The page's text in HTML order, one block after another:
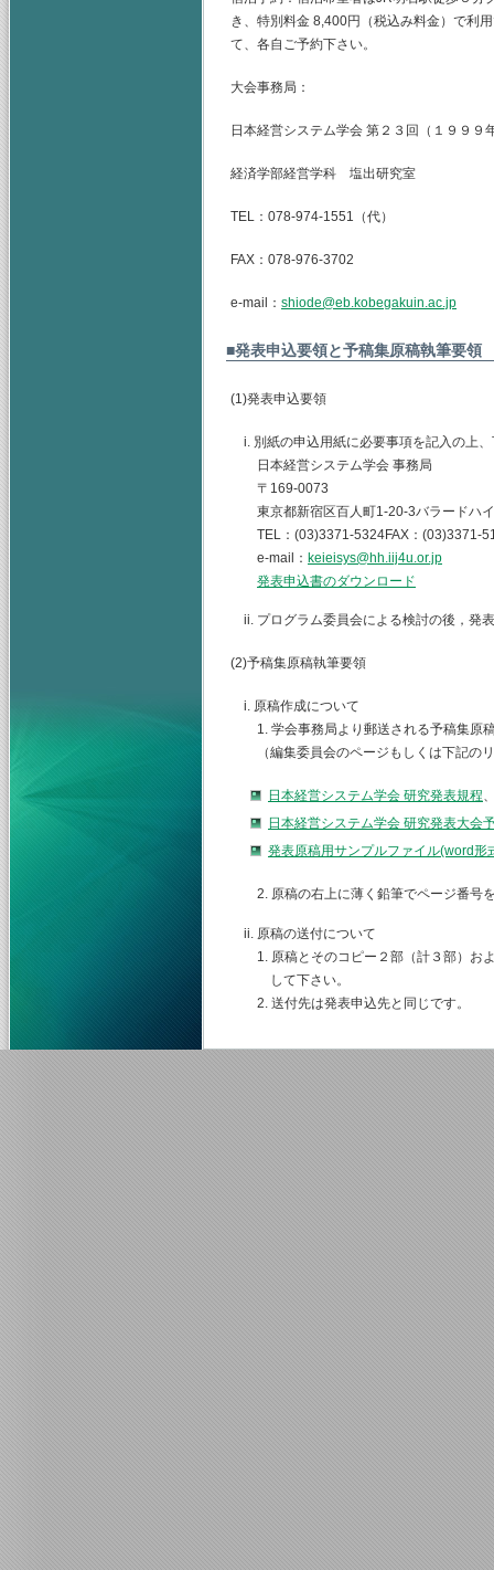
き、特別料金 8,400円（税込み料金）で利
て、各自ご予約下さい。
大会事務局：
日本経営システム学会 第２３回（１９９９
経済学部経営学科 塩出研究室
TEL：078-974-1551（代）
FAX：078-976-3702
e-mail： shiode@eb.kobegakuin.ac.jp
■発表申込要領と予稿集原稿執筆要領
(1)発表申込要領
i. 別紙の申込用紙に必要事項を記入の上
日本経営システム学会 事務局
〒169-0073
東京都新宿区百人町1-20-3バラードハ
TEL：(03)3371-5324FAX：(03)3371-
e-mail： keieisys@hh.iij4u.or.jp
発表申込書のダウンロード
ii. プログラム委員会による検討の後，発
(2)予稿集原稿執筆要領
i. 原稿作成について
1. 学会事務局より郵送される予稿集原
（編集委員会のページもしくは下記の
日本経営システム学会 研究発表規程
日本経営システム学会 研究発表大会
発表原稿用サンプルファイル(word形
2. 原稿の右上に薄く鉛筆でページ番号
ii. 原稿の送付について
1. 原稿とそのコピー２部（計３部）お
して下さい。
2. 送付先は発表申込先と同じです。